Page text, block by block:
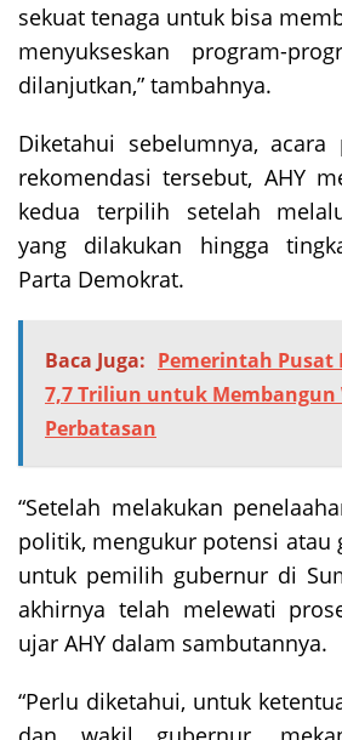
sekuat tenaga untuk bisa
menyukseskan program-
dilanjutkan,” tambahnya.
Diketahui sebelumnya, acara
rekomendasi tersebut, AHY
kedua terpilih setelah
yang dilakukan hingga
Parta Demokrat.
Baca Juga: Pemerintah Pusat
7,7 Triliun untuk Membangun
Perbatasan
“Setelah melakukan
politik, mengukur potensi atau
untuk pemilih gubernur di
akhirnya telah melewati
ujar AHY dalam sambutannya.
“Perlu diketahui, untuk